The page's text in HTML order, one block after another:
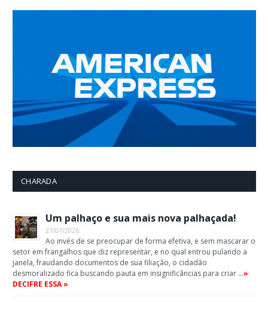
CHARADA
Um palhaço e sua mais nova palhaçada!
27/07/2026
Ao invés de se preocupar de forma efetiva, e sem mascarar o
setor em frangalhos que diz representar, e no qual entrou pulando a
janela, fraudando documentos de sua filiação, o cidadão
desmoralizado fica buscando pauta em insignificâncias para criar …»
DECIFRE ESSA »